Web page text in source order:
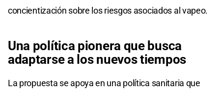
concientización sobre los riesgos asociados al vapeo.
Una política pionera que busca
adaptarse a los nuevos tiempos
La propuesta se apoya en una política sanitaria que